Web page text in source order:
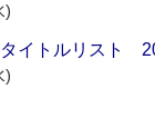
)
イトルリスト
)